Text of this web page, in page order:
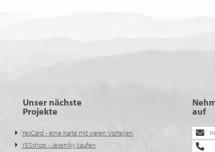
Unser nächste
Projekte
YesCard - eine Karte mit vielen Vorteilen
YESshop - Jeseníky kaufen
auf